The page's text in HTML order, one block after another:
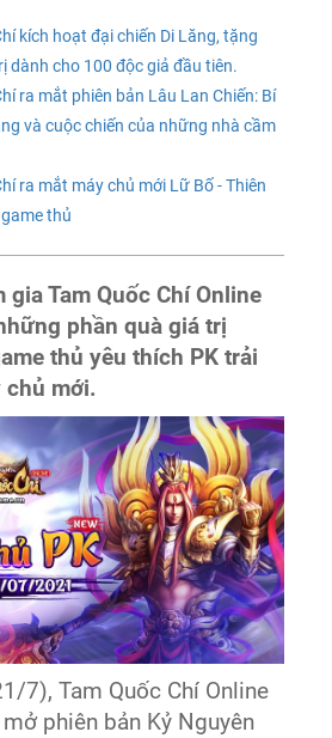
kích hoạt đại chiến Di Lăng, tặng
dành cho 100 độc giả đầu tiên.
ra mắt phiên bản Lâu Lan Chiến: Bí
và cuộc chiến của những nhà cầm
ra mắt máy chủ mới Lữ Bố - Thiên
thủ
gia Tam Quốc Chí Online
phần quà giá trị
thủ yêu thích PK trải
chủ mới.
7), Tam Quốc Chí Online
phiên bản Kỷ Nguyên